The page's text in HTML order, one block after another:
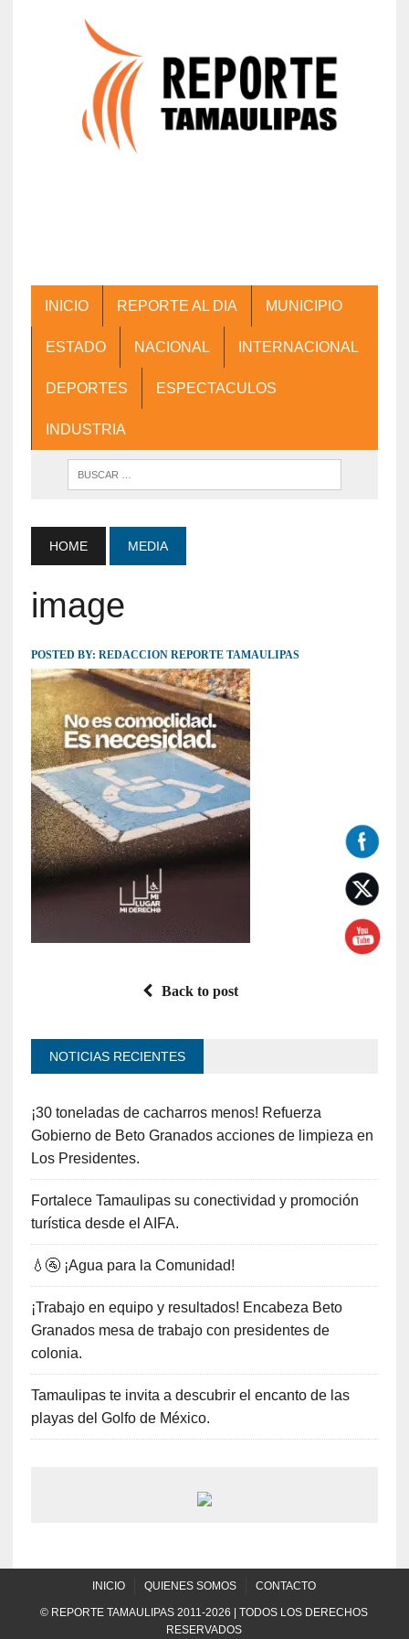
INICIO REPORTE AL DIA MUNICIPIO
ESTADO NACIONAL INTERNACIONAL
DEPORTES ESPECTACULOS
INDUSTRIA
HOME MEDIA
image
POSTED BY: REDACCION REPORTE TAMAULIPAS
Back to post
NOTICIAS RECIENTES
¡30 toneladas de cacharros menos! Refuerza
Gobierno de Beto Granados acciones de limpieza en
Los Presidentes.
Fortalece Tamaulipas su conectividad y promoción
turística desde el AIFA.
💧🚰 ¡Agua para la Comunidad!
¡Trabajo en equipo y resultados! Encabeza Beto
Granados mesa de trabajo con presidentes de
colonia.
Tamaulipas te invita a descubrir el encanto de las
playas del Golfo de México.
INICIO QUIENES SOMOS CONTACTO
© REPORTE TAMAULIPAS 2011-2026 | TODOS LOS DERECHOS
RESERVADOS